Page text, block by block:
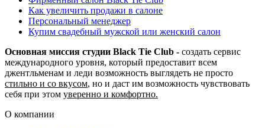
Как увеличить продажи в салоне
Персональный менеджер
Купим свадебный мужской или женский салон
Основная миссия студии Black Tie Club - создать сервис
международного уровня, который предоставит всем
джентльменам и леди возможность выглядеть не просто
стильно и со вкусом, но и даст им возможность чувствовать
себя при этом уверенно и комфортно.
О компании